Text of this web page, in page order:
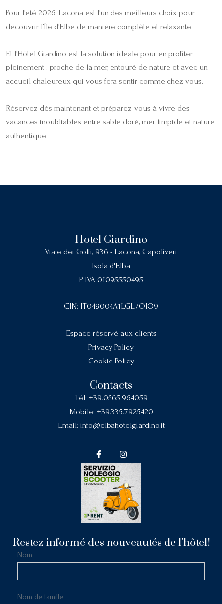
Pour l’été 2026, Lacona est l’un des meilleurs choix pour
découvrir l’Île d’Elbe de manière complète et relaxante.
Et l’Hôtel Giardino est la solution idéale pour en profiter
pleinement : proche de la mer, entouré de nature et avec un
accueil chaleureux qui vous fera sentir comme chez vous.
Réservez dès maintenant et préparez-vous à vivre des
vacances inoubliables entre sable doré, mer limpide et nature
authentique.
Hotel Giardino
Viale dei Golfi, 936 - Lacona, Capoliveri
Isola d'Elba
P. IVA 01095550495
CIN: IT049004A1LGL7OIO9
Espace réservé aux clients
Privacy Policy
Cookie Policy
Contacts
Tél: +39.0565.964059
Mobile: +39.335.7925420
Email: info@elbahotelgiardino.it
Restez informé des nouveautés de l’hôtel!
Nom
Nom de famille